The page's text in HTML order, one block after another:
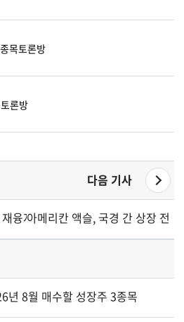
종목토론방
목토론방
다음 기사
융자 및 2025년 업데이트 발표
아메리칸 액슬, 국경 간 상장 전략
년 8월 매수할 성장주 3종목